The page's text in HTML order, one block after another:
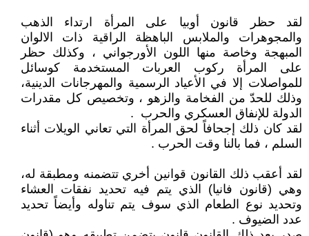
لقد حظر قانون أوبيا على المرأة ارتداء الذهب
والمجوهرات والملابس الباهظة الراقية ذات الالوان
المبهجة وخاصة منها اللون الأورجواني ، وكذلك حظر
على المرأة ركوب العربات المستخدمة كوسائل
للمواصلات إلا في الأعياد الرسمية والمهرجانات الدينية،
وذلك للحدّ من الفخامة والزهو ، وتخصيص كل مقدرات
الدولة للإنفاق العسكري والحرب .
لقد كان ذلك إجحافاً لحق المرأة التي تعاني الويلات أثناء
السلم ، فما بالنا وقت الحرب .
لقد أعقب ذلك القانون قوانين أخري تتضمنه ومطبقة له،
وهي (قانون فانيا) الذي يتم فيه تحديد نفقات العشاء
وتحديد نوع الطعام الذي سوف يتم تناوله وأيضاً تحديد
عدد الضيوف .